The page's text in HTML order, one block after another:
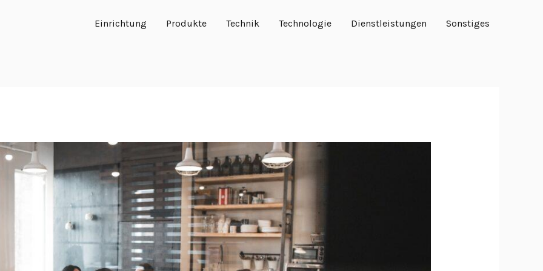
Einrichtung Produkte Technik Technologie Dienstleistungen Sonstiges